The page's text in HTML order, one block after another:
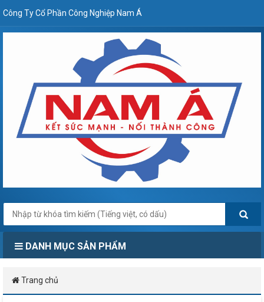
Công Ty Cổ Phần Công Nghiệp Nam Á
DANH MỤC SẢN PHẨM
Trang chủ